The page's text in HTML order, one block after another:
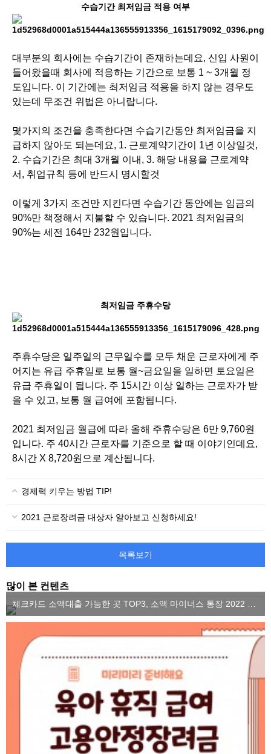
수습기간 최저임금 적용 여부
대부분의 회사에는 수습기간이 존재하는데요, 신입 사원이
들어왔을때 회사에 적응하는 기간으로 보통 1 ~ 3개월 정
도입니다. 이 기간에는 최저임금 적용을 하지 않는 경우도
있는데 무조건 위법은 아니랍니다.
몇가지의 조건을 충족한다면 수습기간동안 최저임금을 지
급하지 않아도 되는데요, 1. 근로계약기간이 1년 이상일것,
2. 수습기간은 최대 3개월 이내, 3. 해당 내용을 근로계약
서, 취업규칙 등에 반드시 명시할것
이렇게 3가지 조건만 지킨다면 수습기간 동안에는 임금의
90%만 책정해서 지불할 수 있습니다. 2021 최저임금의
90%는 세전 164만 232원입니다.
최저임금 주휴수당
주휴수당은 일주일의 근무일수를 모두 채운 근로자에게 주
어지는 유급 주휴일로 보통 월~금요일을 일하면 토요일은
유급 주휴일이 됩니다. 주 15시간 이상 일하는 근로자가 받
을 수 있고, 보통 월 급여에 포함됩니다.
2021 최저임금 월급에 따라 올해 주휴수당은 6만 9,760원
입니다. 주 40시간 근로자를 기준으로 할 때 이야기인데요,
8시간 X 8,720원으로 계산됩니다.
경제력 키우는 방법 TIP!
2021 근로장려금 대상자 알아보고 신청하세요!
목록보기
많이 본 컨텐츠